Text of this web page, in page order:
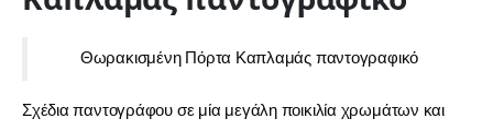
Θωρακισμένη Πόρτα Καπλαμάς παντογραφικό
Σχέδια παντογράφου σε μία μεγάλη ποικιλία χρωμάτων και